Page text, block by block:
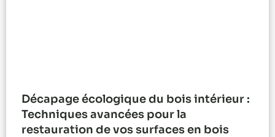
Décapage écologique du bois intérieur :
Techniques avancées pour la
restauration de vos surfaces en bois